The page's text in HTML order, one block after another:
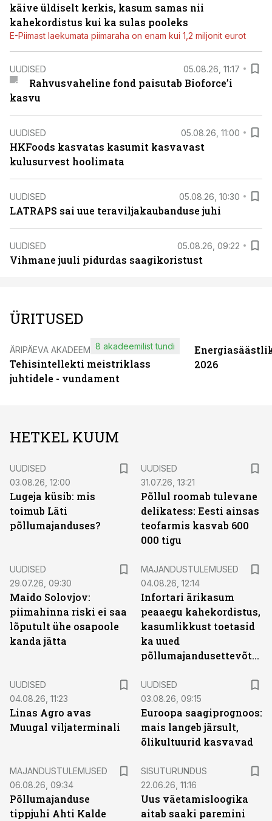
käive üldiselt kerkis, kasum samas nii
kahekordistus kui ka sulas pooleks
E-Piimast laekumata piimaraha on enam kui 1,2 miljonit eurot
UUDISED 05.08.26, 11:17
Rahvusvaheline fond paisutab Bioforce’i
kasvu
UUDISED 05.08.26, 11:00
HKFoods kasvatas kasumit kasvavast
kulusurvest hoolimata
UUDISED 05.08.26, 10:30
LATRAPS sai uue teraviljakaubanduse juhi
UUDISED 05.08.26, 09:22
Vihmane juuli pidurdas saagikoristust
ÜRITUSED
ÄRIPÄEVA AKADEEMIA
Tehisintellekti meistriklass
juhtidele - vundament
8 akadeemilist tundi
2026
HETKEL KUUM
UUDISED
03.08.26, 12:00
Lugeja küsib: mis
toimub Läti
põllumajanduses?
UUDISED
31.07.26, 13:21
Põllul roomab tulevane
delikatess: Eesti ainsas
teofarmis kasvab 600
000 tigu
UUDISED
29.07.26, 09:30
Maido Solovjov:
piimahinna riski ei saa
lõputult ühe osapoole
kanda jätta
MAJANDUSTULEMUSED
04.08.26, 12:14
Infortari ärikasum
peaaegu kahekordistus,
kasumlikkust toetasid
ka uued
põllumajandusettevõtted
UUDISED
04.08.26, 11:23
Linas Agro avas
Muugal viljaterminali
UUDISED
03.08.26, 09:15
Euroopa saagiprognoos:
mais langeb järsult,
õlikultuurid kasvavad
MAJANDUSTULEMUSED
06.08.26, 09:34
Põllumajanduse
tippjuhi Ahti Kalde
SISUTURUNDUS
22.06.26, 11:16
Uus väetamisloogika
aitab saaki paremini